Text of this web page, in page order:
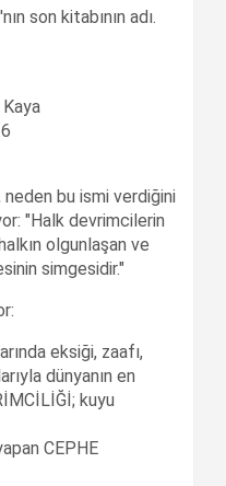
son kitabının adı.
neden bu ismi verdiğini
"Halk devrimcilerin
olgunlaşan ve
simgesidir."
eksiği, zaafı,
dünyanın en
kuyu
CEPHE